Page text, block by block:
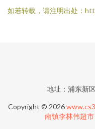
如若转载，请注明出处：
地址：浦东新
Copyright © 2026
南镇李林伟超市